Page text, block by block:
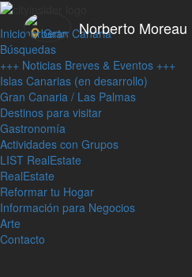
Norberto
Inicio
Gran Canaria
Búsquedas
+++ Noticias Breves & Eventos +++
Islas Canarias (en desarrollo)
Gran Canaria / Las Palmas
Destinos para visitar
Gastronomía
Actividades con Grupos
LIST RealEstate
RealEstate
Reformar tu Hogar
Información para Negocios
Arte
Contacto